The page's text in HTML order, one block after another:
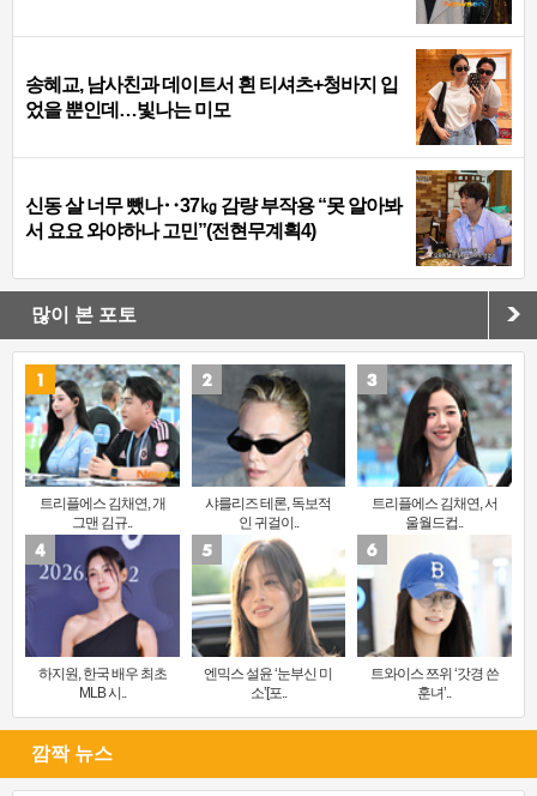
송혜교, 남사친과 데이트서 흰 티셔츠+청바지 입
었을 뿐인데…빛나는 미모
신동 살 너무 뺐나‥37㎏ 감량 부작용 “못 알아봐
서 요요 와야하나 고민”(전현무계획4)
많이 본 포토
트리플에스 김채연, 개
그맨 김규..
샤를리즈 테론, 독보적
인 귀걸이..
트리플에스 김채연, 서
울월드컵..
하지원, 한국 배우 최초
MLB 시..
엔믹스 설윤 ‘눈부신 미
소’[포..
트와이스 쯔위 ‘갓경 쓴
훈녀’..
깜짝 뉴스